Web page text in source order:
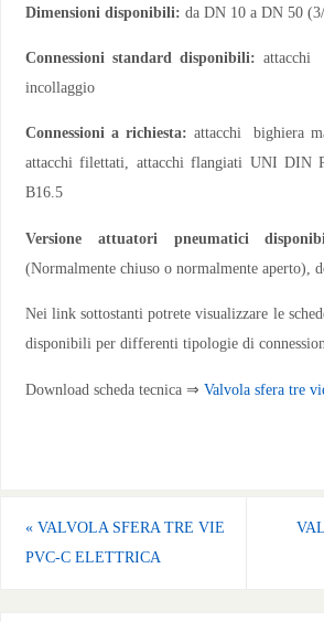
Dimensioni disponibili: da DN 10 a DN 50
Connessioni standard disponibili:attacchi
incollaggio
Connessioni a richiesta: attacchi bighiera
attacchi filettati, attacchi flangiati UNI DIN
B16.5
Versione attuatori pneumatici
(Normalmente chiuso o normalmente aperto),
Nei link sottostanti potrete visualizzare le
disponibili per differenti tipologie di
Download scheda tecnica ⇒ Valvola sfera tre
«VALVOLA SFERA TRE VIE
PVC-C ELETTRICA